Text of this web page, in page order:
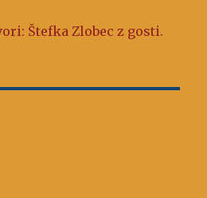
Štefka Zlobec z gosti.